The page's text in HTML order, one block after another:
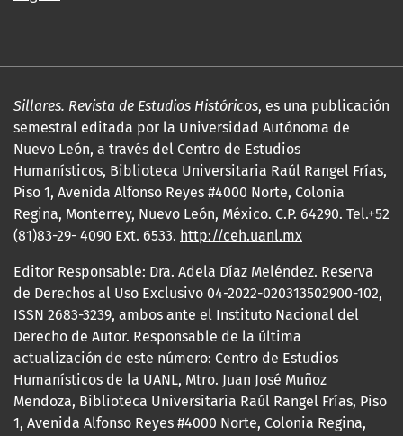
Sillares. Revista de Estudios Históricos, es una publicación
semestral editada por la Universidad Autónoma de
Nuevo León, a través del Centro de Estudios
Humanísticos, Biblioteca Universitaria Raúl Rangel Frías,
Piso 1, Avenida Alfonso Reyes #4000 Norte, Colonia
Regina, Monterrey, Nuevo León, México. C.P. 64290. Tel.+52
(81)83-29- 4090 Ext. 6533. http://ceh.uanl.mx
Editor Responsable: Dra. Adela Díaz Meléndez. Reserva
de Derechos al Uso Exclusivo 04-2022-020313502900-102,
ISSN 2683-3239, ambos ante el Instituto Nacional del
Derecho de Autor. Responsable de la última
actualización de este número: Centro de Estudios
Humanísticos de la UANL, Mtro. Juan José Muñoz
Mendoza, Biblioteca Universitaria Raúl Rangel Frías, Piso
1, Avenida Alfonso Reyes #4000 Norte, Colonia Regina,